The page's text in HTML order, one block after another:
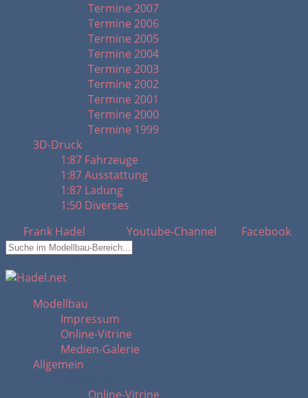
Termine 2007
Termine 2006
Termine 2005
Termine 2004
Termine 2003
Termine 2002
Termine 2001
Termine 2000
Termine 1999
3D-Druck
1:87 Fahrzeuge
1:87 Ausstattung
1:87 Ladung
1:50 Diverses
Frank Hadel
Youtube-Channel Facebook
Modellbau
Impressum
Online-Vitrine
Medien-Galerie
Allgemein
Online-Vitrine